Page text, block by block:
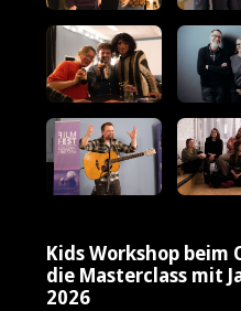
Kids Workshop beim
die Masterclass mit
2026